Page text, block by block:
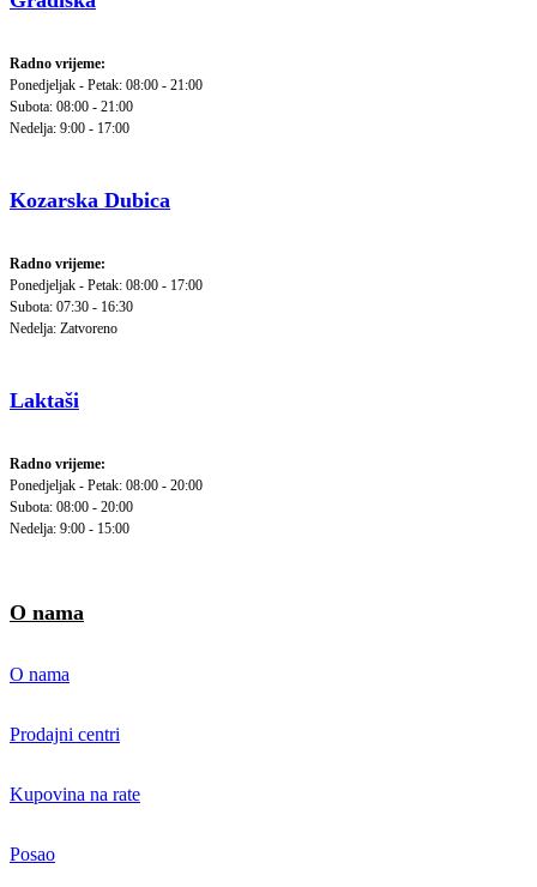
Radno vrijeme:
Ponedjeljak - Petak: 08:00 - 21:00
Subota: 08:00 - 21:00
Nedelja: 9:00 - 17:00
Kozarska Dubica
Radno vrijeme:
Ponedjeljak - Petak: 08:00 - 17:00
Subota: 07:30 - 16:30
Nedelja: Zatvoreno
Laktaši
Radno vrijeme:
Ponedjeljak - Petak: 08:00 - 20:00
Subota: 08:00 - 20:00
Nedelja: 9:00 - 15:00
O nama
O nama
Prodajni centri
Kupovina na rate
Posao